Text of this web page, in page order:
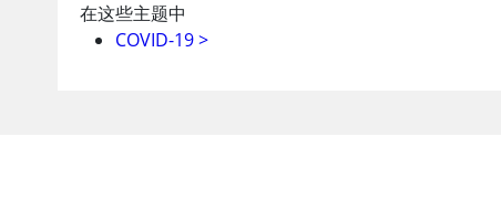
在这些主题中
COVID-19>